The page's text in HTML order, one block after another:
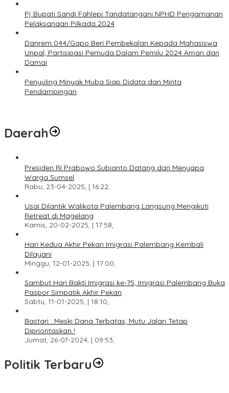
Pj Bupati Sandi Fahlepi Tandatangani NPHD Pengamanan
Pelaksanaan Pilkada 2024
Danrem 044/Gapo Beri Pembekalan Kepada Mahasiswa
Unpal, Partisipasi Pemuda Dalam Pemilu 2024 Aman dan
Damai
Penyuling Minyak Muba Siap Didata dan Minta
Pendampingan
Daerah
Presiden RI Prabowo Subianto Datang dan Menyapa
Warga Sumsel
Rabu, 23-04-2025, | 16:22,
Usai Dilantik Walikota Palembang Langsung Mengikuti
Retreat di Magelang
Kamis, 20-02-2025, | 17:58,
Hari Kedua Akhir Pekan Imigrasi Palembang Kembali
Dilayani
Minggu, 12-01-2025, | 17:00,
Sambut Hari Bakti Imigrasi ke-75, Imigrasi Palembang Buka
Paspor Simpatik Akhir Pekan
Sabtu, 11-01-2025, | 18:10,
Bastari : Meski Dana Terbatas, Mutu Jalan Tetap
Diprioritaskan !
Jumat, 26-07-2024, | 09:53,
Politik Terbaru